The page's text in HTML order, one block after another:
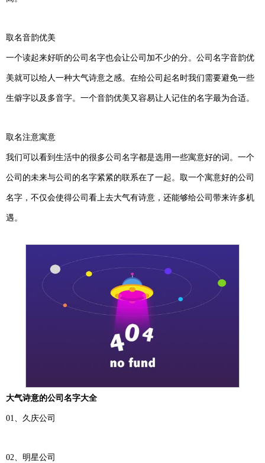
取名音韵优美
一个读起来好听的公司名字也会让公司加不少的分。公司名字音韵优
美就可以给人一种大气诗意之感。在给公司起名时我们需要避免一些
生僻字以及多音字。一个音韵优美又容易让人记住的名字最为合适。
取名注意寓意
我们可以看到生活中的很多公司名字都是选用一些寓意好的词。一个
公司的未来与公司的名字紧紧的联系在了一起。取一个寓意好的公司
名字，不仅会使得公司看上去大气有诗意，还能够给公司带来许多机
遇。
大气诗意的公司名字大全
01、久庆公司
02、明星公司